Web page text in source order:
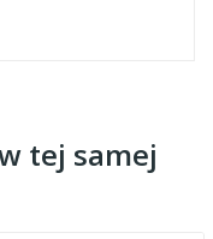
tej samej